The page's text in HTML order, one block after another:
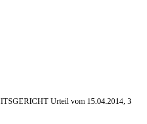
Urteil vom 15.04.2014, 3